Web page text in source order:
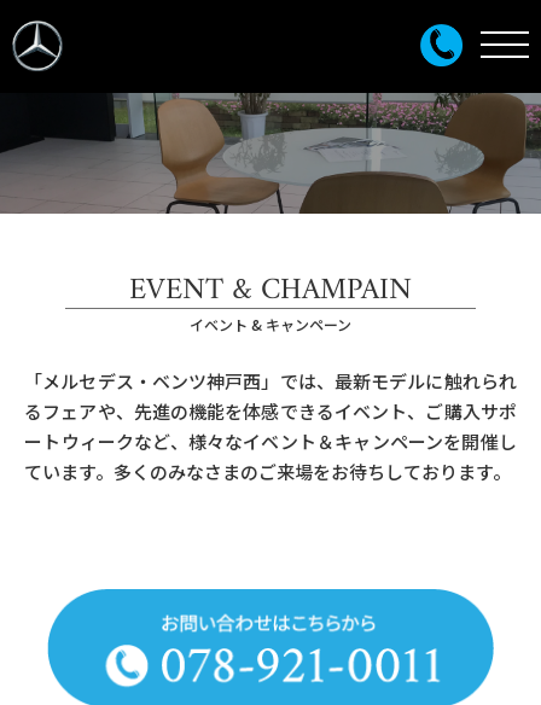
EVENT & CHAMPAIN
イベント & キャンペーン
「メルセデス・ベンツ神戸西」では、最新モデルに触れられ
るフェアや、先進の機能を体感できるイベント、ご購入サポ
ートウィークなど、様々なイベント＆キャンペーンを開催し
ています。多くのみなさまのご来場をお待ちしております。